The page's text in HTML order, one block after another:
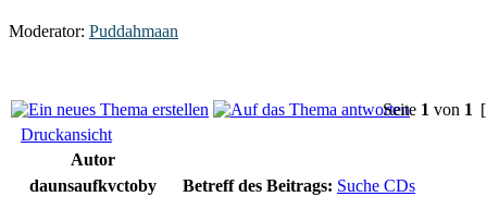
Moderator: Puddahmaan
Seite 1 von 1
Druckansicht
Autor
daunsaufkvctoby
Betreff des Beitrags: Suche CDs